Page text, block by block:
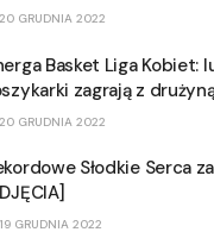
GRUDNIA 2022
Basket Liga Kobiet:
zagrają z
GRUDNIA 2022
Słodkie Serca
GRUDNIA 2022